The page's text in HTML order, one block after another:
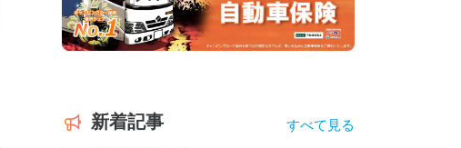
新着記事 すべて見る